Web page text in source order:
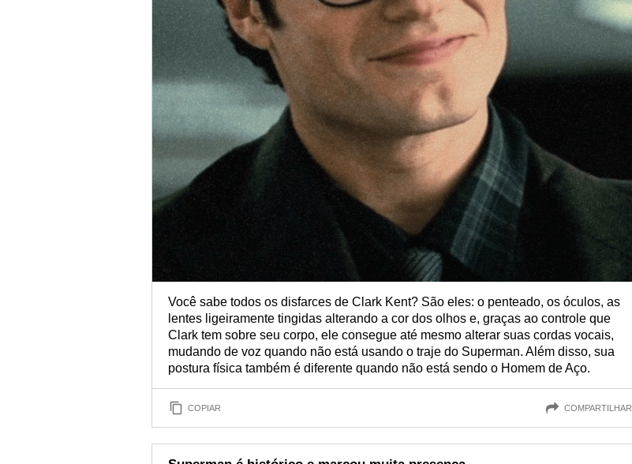
Você sabe todos os disfarces de Clark Kent? São eles: o penteado, os óculos, as
lentes ligeiramente tingidas alterando a cor dos olhos e, graças ao controle que
Clark tem sobre seu corpo, ele consegue até mesmo alterar suas cordas vocais,
mudando de voz quando não está usando o traje do Superman. Além disso, sua
postura física também é diferente quando não está sendo o Homem de Aço.
COPIAR COMPARTILHAR